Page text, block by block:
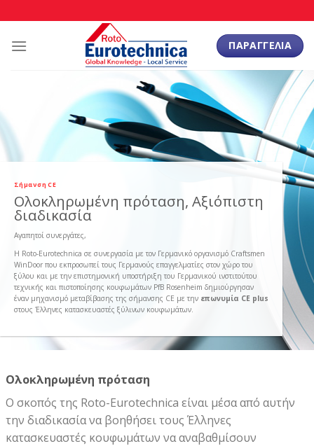
to
content
ΠΑΡΑΓΓΕΛΙΑ
Σήμανση CE
Ολοκληρωμένη πρόταση, Αξιόπιστη
διαδικασία
Αγαπητοί συνεργάτες,
Η Roto-Eurotechnica σε συνεργασία με τον Γερμανικό οργανισμό Craftsmen
WinDoor που εκπροσωπεί τους Γερμανούς επαγγελματίες στον χώρο του
ξύλου και με την επιστημονική υποστήριξη του Γερμανικού ινστιτούτου
τεχνικής και πιστοποίησης κουφωμάτων PfB Rosenheim δημιούργησαν
έναν μηχανισμό μεταβίβασης της σήμανσης CE με την επωνυμία CE plus
στους Έλληνες κατασκευαστές ξύλινων κουφωμάτων.
Ολοκληρωμένη πρόταση
Ο σκοπός της Roto-Eurotechnica είναι μέσα από αυτήν
την διαδικασία να βοηθήσει τους Έλληνες
κατασκευαστές κουφωμάτων να αναβαθμίσουν